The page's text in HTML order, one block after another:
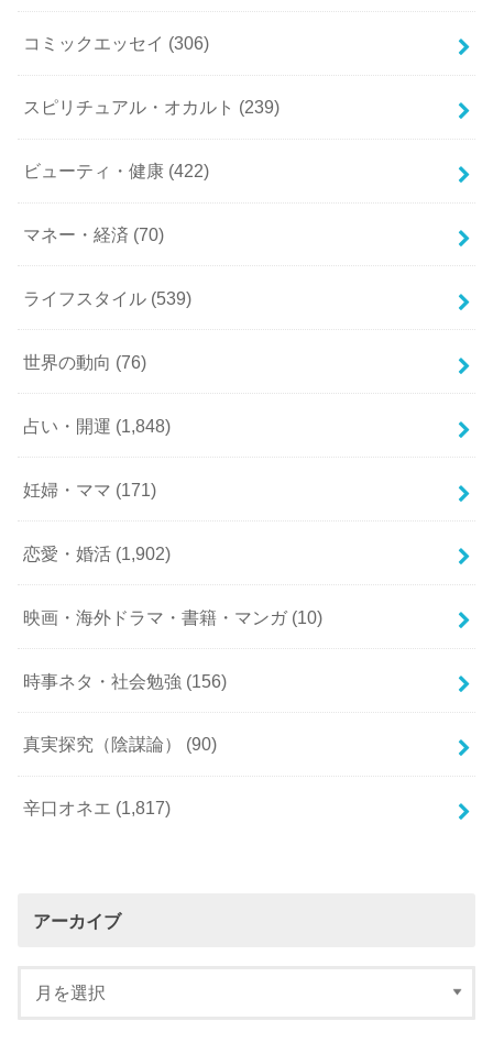
コミックエッセイ (306)
スピリチュアル・オカルト (239)
ビューティ・健康 (422)
マネー・経済 (70)
ライフスタイル (539)
世界の動向 (76)
占い・開運 (1,848)
妊婦・ママ (171)
恋愛・婚活 (1,902)
映画・海外ドラマ・書籍・マンガ (10)
時事ネタ・社会勉強 (156)
真実探究（陰謀論） (90)
辛口オネエ (1,817)
アーカイブ